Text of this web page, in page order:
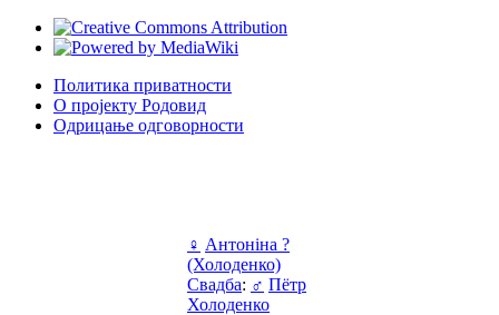
♀ Антоніна ?
(Холоденко)
Свадба: ♂ Пётр
Холоденко
Политика приватности
О пројекту Родовид
Одрицање одговорности